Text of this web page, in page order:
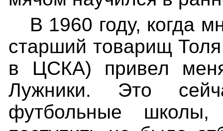
В 1960 году, когда
старший товарищ
в ЦСКА) привел
Лужники. Это
футбольные